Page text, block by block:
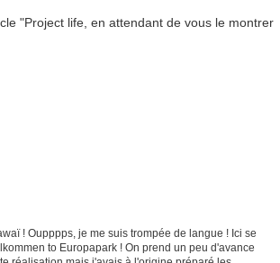
! Oupppps, je me suis trompée de langue ! Ici se
to Europapark ! On prend un peu d'avance